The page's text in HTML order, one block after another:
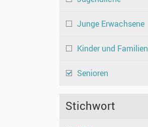
Junge Erwachsene
Kinder und Familien
Senioren
Stichwort